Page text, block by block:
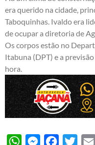
era querido na cidade,
Taboquinhas. Ivaldo era
de ocupar a diretoria de
Os corpos estão no
Itabuna (DPT) e a
hora.
WhatsAppMessengerFacebook